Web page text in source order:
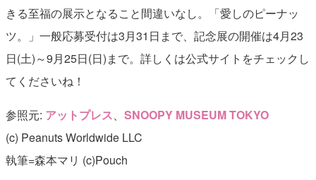
きる至福の展示となること間違いなし。「愛しのピーナッ
ツ。」一般応募受付は3月31日まで、記念展の開催は4月23
日(土)～9月25日(日)まで。詳しくは公式サイトをチェックし
てくださいね！
参照元: アットプレス、 SNOOPY MUSEUM TOKYO
(c) Peanuts Worldwide LLC
執筆=森本マリ (c)Pouch